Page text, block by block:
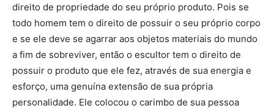
direito de propriedade do seu próprio produto. Pois se
todo homem tem o direito de possuir o seu próprio corpo
e se ele deve se agarrar aos objetos materiais do mundo
a fim de sobreviver, então o escultor tem o direito de
possuir o produto que ele fez, através de sua energia e
esforço, uma genuína extensão de sua própria
personalidade. Ele colocou o carimbo de sua pessoa